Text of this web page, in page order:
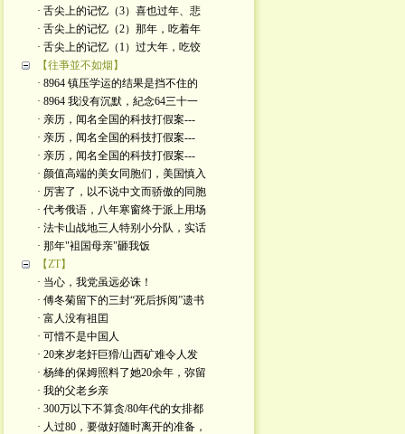
· 舌尖上的记忆（3）喜也过年、悲
· 舌尖上的记忆（2）那年，吃着年
· 舌尖上的记忆（1）过大年，吃饺
【往亊並不如烟】
· 8964 镇压学运的结果是挡不住的
· 8964 我没有沉默，紀念64三十一
· 亲历，闻名全国的科技打假案---
· 亲历，闻名全国的科技打假案---
· 亲历，闻名全国的科技打假案---
· 颜值高端的美女同胞们，美国慎入
· 厉害了，以不说中文而骄傲的同胞
· 代考俄语，八年寒窗终于派上用场
· 法卡山战地三人特别小分队，实话
· 那年"袓国母亲"砸我饭
【ZT】
· 当心，我党虽远必诛！
· 傅冬菊留下的三封“死后拆阅”遗书
· 富人没有祖囯
· 可惜不是中国人
· 20来岁老奸巨猾/山西矿难令人发
· 杨绛的保姆照料了她20余年，弥留
· 我的父老乡亲
· 300万以下不算贪/80年代的女排都
· 人过80，要做好随时离开的准备，